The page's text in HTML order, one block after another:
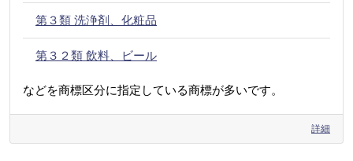
第３類 洗浄剤、化粧品
第３２類 飲料、ビール
などを商標区分に指定している商標が多いです。
詳細